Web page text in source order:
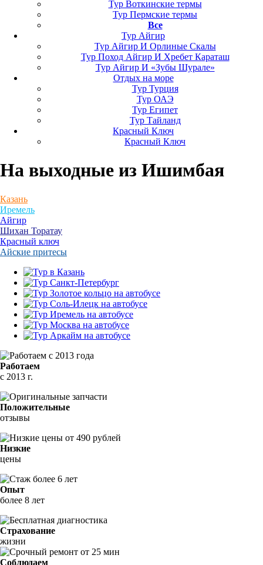
Тур Воткинские термы
Тур Пермские термы
Все
Тур Айгир
Тур Айгир И Орлиные Скалы
Тур Поход Айгир И Хребет Караташ
Тур Айгир И «Зубы Шурале»
Отдых на море
Тур Турция
Тур ОАЭ
Тур Египет
Тур Тайланд
Красный Ключ
Красный Ключ
На выходные из Ишимбая
Казань
Иремель
Айгир
Шихан Торатау
Красный ключ
Айские притесы
Работаем
с 2013 г.
Положительные
отзывы
Низкие
цены
Опыт
более 8 лет
Страхование
жизни
Соблюдаем